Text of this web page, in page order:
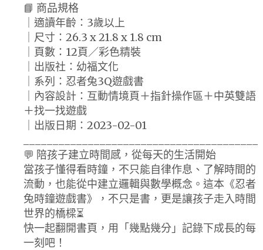
📘 商品規格
｜適讀年齡：3歲以上
｜尺寸：26.3 x 21.8 x 1.8 cm
｜頁數：12頁／彩色精裝
｜出版社：幼福文化
｜系列：忍者兔3Q遊戲書
｜內容設計：互動情境頁＋指針操作區＋中英雙語
＋找一找遊戲
｜出版日期：2023-02-01
💬 陪孩子建立時間感，從每天的生活開始
當孩子懂得看時鐘，不只能自律作息、了解時間的
流動，也能從中建立邏輯與數學概念。這本《忍者
兔時鐘遊戲書》，不只是書，更是讓孩子走入時間
世界的橋樑⏳
快一起翻開書頁，用「幾點幾分」記錄下成長的每
一刻吧！